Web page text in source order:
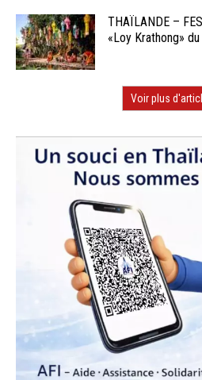
THAÏLANDE –
«Loy Krathong»
Voir plus